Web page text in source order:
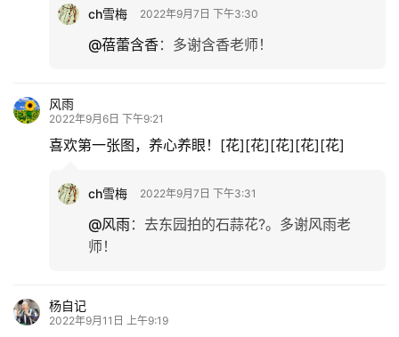
ch雪梅 2022年9月7日 下午3:30
@蓓蕾含香： 多谢含香老师！
风雨
2022年9月6日 下午9:21
喜欢第一张图，养心养眼！[花][花][花][花][花]
ch雪梅 2022年9月7日 下午3:31
@风雨： 去东园拍的石蒜花?。多谢风雨老
师！
杨自记
2022年9月11日 上午9:19